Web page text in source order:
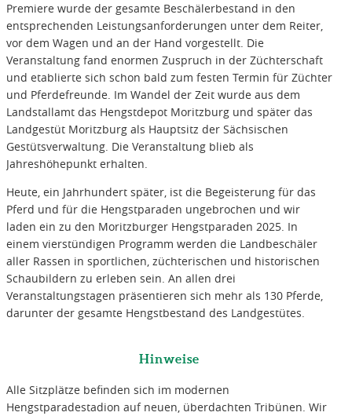
Premiere wurde der gesamte Beschälerbestand in den
entsprechenden Leistungsanforderungen unter dem Reiter,
vor dem Wagen und an der Hand vorgestellt. Die
Veranstaltung fand enormen Zuspruch in der Züchterschaft
und etablierte sich schon bald zum festen Termin für Züchter
und Pferdefreunde. Im Wandel der Zeit wurde aus dem
Landstallamt das Hengstdepot Moritzburg und später das
Landgestüt Moritzburg als Hauptsitz der Sächsischen
Gestütsverwaltung. Die Veranstaltung blieb als
Jahreshöhepunkt erhalten.
Heute, ein Jahrhundert später, ist die Begeisterung für das
Pferd und für die Hengstparaden ungebrochen und wir
laden ein zu den Moritzburger Hengstparaden 2025. In
einem vierstündigen Programm werden die Landbeschäler
aller Rassen in sportlichen, züchterischen und historischen
Schaubildern zu erleben sein. An allen drei
Veranstaltungstagen präsentieren sich mehr als 130 Pferde,
darunter der gesamte Hengstbestand des Landgestütes.
Hinweise
Alle Sitzplätze befinden sich im modernen
Hengstparadestadion auf neuen, überdachten Tribünen. Wir